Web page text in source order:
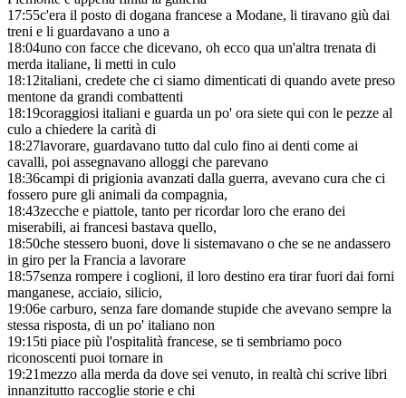
17:55c'era il posto di dogana francese a Modane, li tiravano giù dai
treni e li guardavano a uno a
18:04uno con facce che dicevano, oh ecco qua un'altra trenata di
merda italiane, li metti in culo
18:12italiani, credete che ci siamo dimenticati di quando avete preso
mentone da grandi combattenti
18:19coraggiosi italiani e guarda un po' ora siete qui con le pezze al
culo a chiedere la carità di
18:27lavorare, guardavano tutto dal culo fino ai denti come ai
cavalli, poi assegnavano alloggi che parevano
18:36campi di prigionia avanzati dalla guerra, avevano cura che ci
fossero pure gli animali da compagnia,
18:43zecche e piattole, tanto per ricordar loro che erano dei
miserabili, ai francesi bastava quello,
18:50che stessero buoni, dove li sistemavano o che se ne andassero
in giro per la Francia a lavorare
18:57senza rompere i coglioni, il loro destino era tirar fuori dai forni
manganese, acciaio, silicio,
19:06e carburo, senza fare domande stupide che avevano sempre la
stessa risposta, di un po' italiano non
19:15ti piace più l'ospitalità francese, se ti sembriamo poco
riconoscenti puoi tornare in
19:21mezzo alla merda da dove sei venuto, in realtà chi scrive libri
innanzitutto raccoglie storie e chi